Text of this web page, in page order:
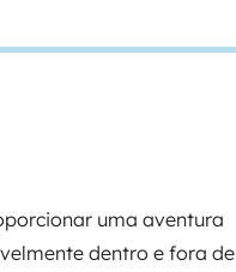
uma aventura
dentro e fora de